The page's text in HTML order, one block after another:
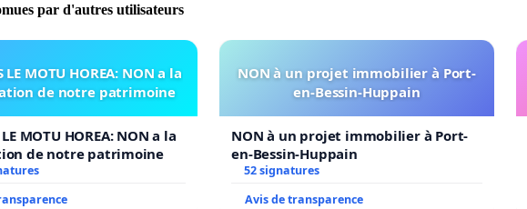
social est un acteur majeur de l'animation de
d'un territoire, et se doit d'être soutenu
par les collectivités.
votre soutien.
par d'autres utilisateurs
LE MOTU HOREA: NON a la
de notre patrimoine
MOTU HOREA: NON a la
de notre patrimoine
NON à un projet immobilier à Port-
en-Bessin-Huppain
NON à un projet immobilier à Port-
en-Bessin-Huppain
52 signatures
Avis de transparence